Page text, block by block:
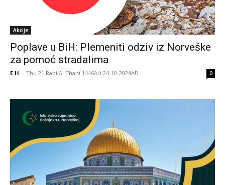
Akcije
Poplave u BiH: Plemeniti odziv iz Norveške
za pomoć stradalima
E H - Thu 21 Rabi Al Thani 1446AH 24-10-2024AD 0